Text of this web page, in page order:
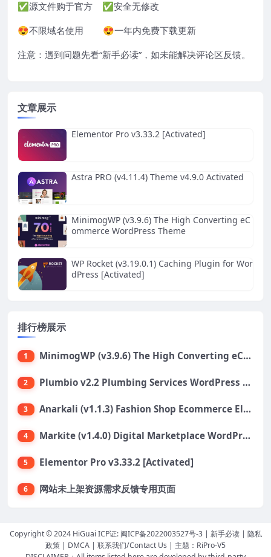
✅源文件购于官方 ✅安全无修改
😍不限域名使用 😍一年内免费下载更新
注意：遇到问题先看“新手必读”，如未能解决评论区反馈。
文章展示
Elementor Pro v3.33.2 [Activated]
Astra PRO (v4.11.4) Theme v4.9.0 Activated
MinimogWP (v3.9.6) The High Converting eC
ommerce WordPress Theme
WP Rocket (v3.19.0.1) Caching Plugin for Wor
dPress [Activated]
排行榜展示
1 MinimogWP (v3.9.6) The High Converting eCommerce WordPress Theme
2 Plumbio v2.2 Plumbing Services WordPress Theme
3 Anarkali (v1.1.3) Fashion Shop Ecommerce Elementor Theme
4 Markite (v1.4.0) Digital Marketplace WordPress Theme
5 Elementor Pro v3.33.2 [Activated]
6 网站未上架资源需求反馈专用页面
Copyright © 2024 HiGuai ICP证: 闽ICP备2022003527号-3| 新手必读| 隐私
政策 | DMCA | 联系我们/Contact Us | 主题： RiPro-V5